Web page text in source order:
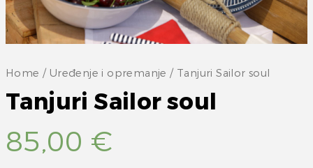
Home / Uređenje i opremanje / Tanjuri Sailor soul
Tanjuri Sailor soul
85,00 €